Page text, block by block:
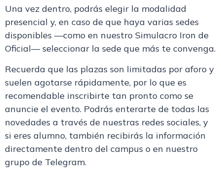
Una vez dentro, podrás elegir la modalidad
presencial y, en caso de que haya varias sedes
disponibles —como en nuestro Simulacro Iron de
Oficial— seleccionar la sede que más te convenga.
Recuerda que las plazas son limitadas por aforo y
suelen agotarse rápidamente, por lo que es
recomendable inscribirte tan pronto como se
anuncie el evento. Podrás enterarte de todas las
novedades a través de nuestras redes sociales, y
si eres alumno, también recibirás la información
directamente dentro del campus o en nuestro
grupo de Telegram.